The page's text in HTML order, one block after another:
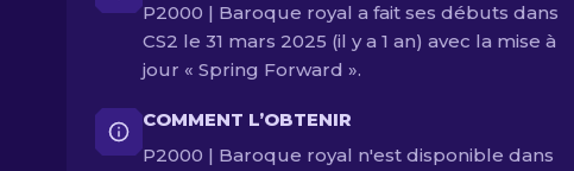
P2000 | Baroque royal a fait ses débuts dans
CS2 le 31 mars 2025 (il y a 1 an) avec la mise à
jour « Spring Forward ».
COMMENT L’OBTENIR
P2000 | Baroque royal n'est disponible dans